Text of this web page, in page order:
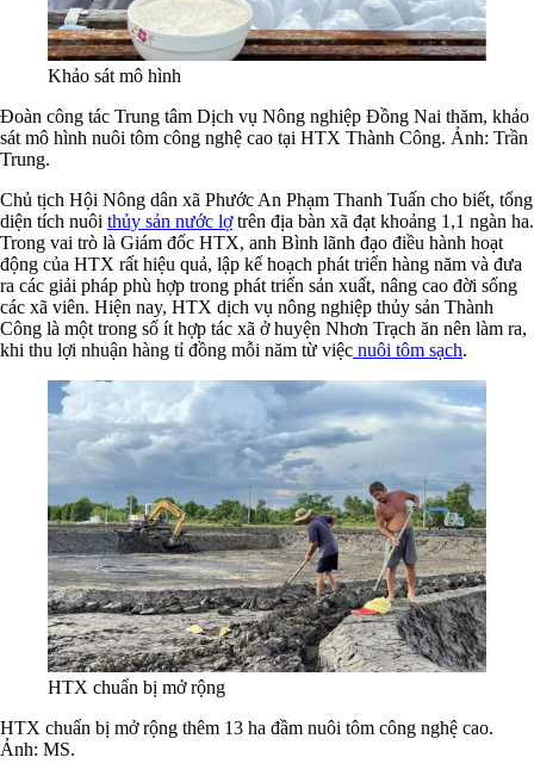
Khảo sát mô hình
Đoàn công tác Trung tâm Dịch vụ Nông nghiệp Đồng Nai thăm, khảo
sát mô hình nuôi tôm công nghệ cao tại HTX Thành Công. Ảnh: Trần
Trung.
Chủ tịch Hội Nông dân xã Phước An Phạm Thanh Tuấn cho biết, tổng
diện tích nuôi thủy sản nước lợtrên địa bàn xã đạt khoảng 1,1 ngàn ha.
Trong vai trò là Giám đốc HTX, anh Bình lãnh đạo điều hành hoạt
động của HTX rất hiệu quả, lập kế hoạch phát triển hàng năm và đưa
ra các giải pháp phù hợp trong phát triển sản xuất, nâng cao đời sống
các xã viên. Hiện nay, HTX dịch vụ nông nghiệp thủy sản Thành
Công là một trong số ít hợp tác xã ở huyện Nhơn Trạch ăn nên làm ra,
khi thu lợi nhuận hàng tỉ đồng mỗi năm từ việc nuôi tôm sạch.
HTX chuẩn bị mở rộng
HTX chuẩn bị mở rộng thêm 13 ha đầm nuôi tôm công nghệ cao.
Ảnh: MS.